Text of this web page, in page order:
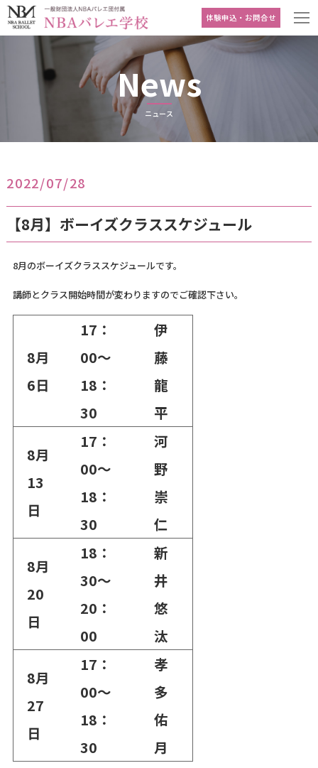
体験申込・お問合せ
News
ニュース
2022/07/28
【8月】ボーイズクラススケジュール
8月のボーイズクラススケジュールです。
講師とクラス開始時間が変わりますのでご確認下さい。
8月
6日
17：
00～
18：
30
伊
藤
龍
平
8月
13
日
17：
00～
18：
30
河
野
崇
仁
8月
20
日
18：
30～
20：
00
新
井
悠
汰
8月
27
日
17：
00～
18：
30
孝
多
佑
月